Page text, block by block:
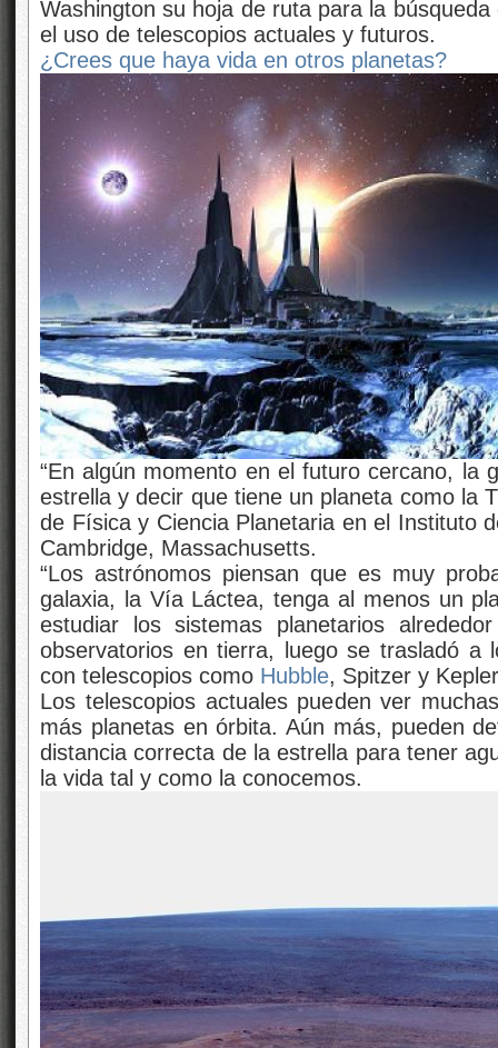
Washington su hoja de ruta para la
el uso de telescopios actuales y futuros.
¿Crees que haya vida en otros planetas?
“En algún momento en el futuro cercano, la
estrella y decir que tiene un planeta como la
de Física y Ciencia Planetaria en el Instituto
Cambridge, Massachusetts.
“Los astrónomos piensan que es muy
galaxia, la Vía Láctea, tenga al menos un
estudiar los sistemas planetarios
observatorios en tierra, luego se trasladó a
con telescopios como Hubble, Spitzer y
Los telescopios actuales pueden ver
más planetas en órbita. Aún más, pueden
distancia correcta de la estrella para tener
la vida tal y como la conocemos.